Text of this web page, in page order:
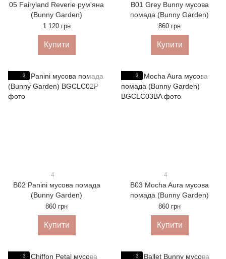
05 Fairyland Reverie рум'яна
(Bunny Garden)
1 120 грн
Купити
B01 Grey Bunny мусова
помада (Bunny Garden)
860 грн
Купити
3
4
B02 Panini мусова помада
(Bunny Garden)
860 грн
Купити
3
4
B03 Mocha Aura мусова
помада (Bunny Garden)
860 грн
Купити
3 3